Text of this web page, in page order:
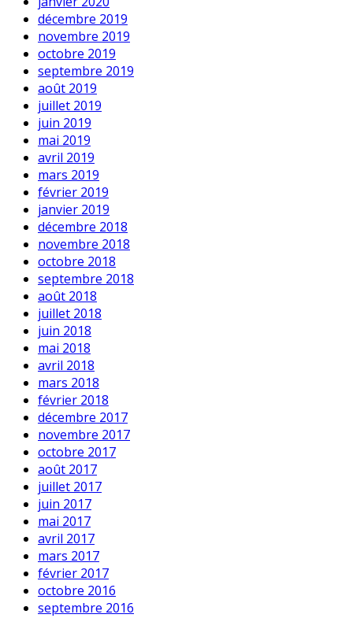
décembre 2019
novembre 2019
octobre 2019
septembre 2019
août 2019
juillet 2019
juin 2019
mai 2019
avril 2019
mars 2019
février 2019
janvier 2019
décembre 2018
novembre 2018
octobre 2018
septembre 2018
août 2018
juillet 2018
juin 2018
mai 2018
avril 2018
mars 2018
février 2018
décembre 2017
novembre 2017
octobre 2017
août 2017
juillet 2017
juin 2017
mai 2017
avril 2017
mars 2017
février 2017
octobre 2016
septembre 2016